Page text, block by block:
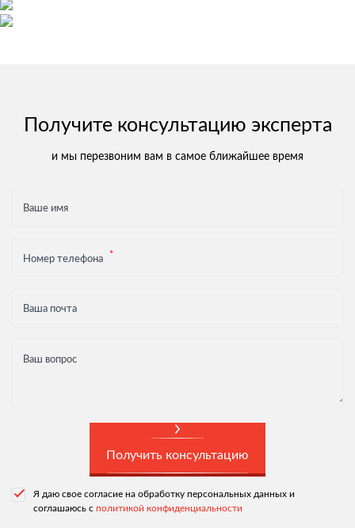
Получите консультацию эксперта
и мы перезвоним вам в самое ближайшее время
Ваше имя
Номер телефона
Ваша почта
Ваш вопрос
Получить консультацию
Я даю свое согласие на обработку персональных данных и
соглашаюсь с политикой конфиденциальности